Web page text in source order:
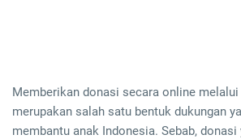
Memberikan donasi secara online melalui
merupakan salah satu bentuk dukungan
membantu anak Indonesia. Sebab,